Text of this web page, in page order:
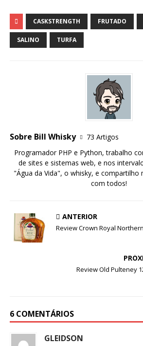
CASKSTRENGTH FRUTADO
SALINO TURFA
Sobre Bill Whisky
73 Artigos
Programador PHP e Python, trabalho
de sites e sistemas web, e nos
"Água da Vida", o whisky, e compartilho
com todos!
ANTERIOR
Review Crown Royal
Review Old Pulteney
6 COMENTÁRIOS
GLEIDSON